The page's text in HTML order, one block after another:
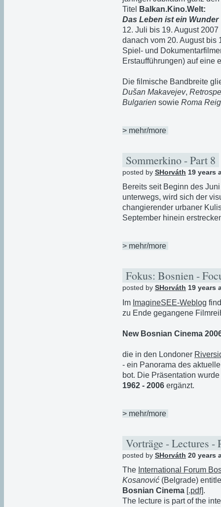
Titel
Balkan.Kino.Welt:
Das Leben ist ein Wunder
12. Juli bis 19. August
danach vom 20. August bis
Spiel- und
Erstaufführungen) auf eine
Die filmische Bandbreite
Dušan Makavejev,
Bulgarien sowie Roma
> mehr/more
Sommerkino - Part 8
posted by SHorváth 19 years
Bereits seit Beginn des
unterwegs, wird sich der
changierender urbaner
September hinein
> mehr/more
Fokus: Bosnien -
posted by SHorváth 19 years
Im ImagineSEE-Weblog
zu Ende gegangene
New Bosnian Cinema
die in den Londoner
- ein Panorama des
bot. Die Präsentation
1962 - 2006 ergänzt.
> mehr/more
Vorträge - Lectures -
posted by SHorváth 20 years
The International Forum
Kosanović (Belgrade)
Bosnian Cinema [.pdf].
The lecture is part of the